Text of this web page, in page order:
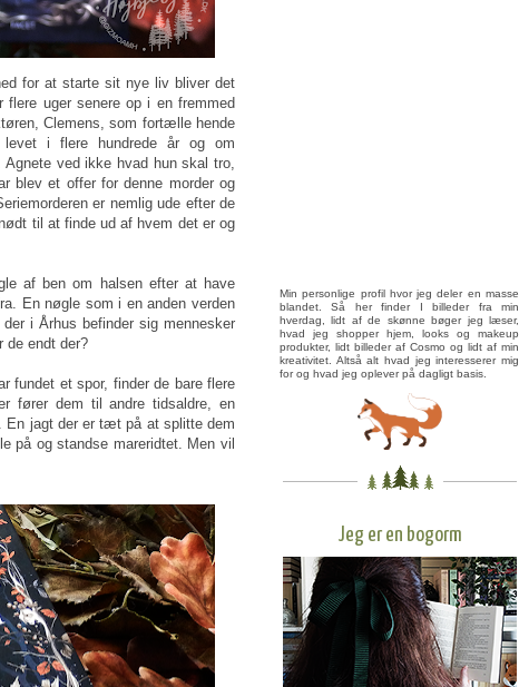
for at starte sit nye liv bliver det
uger senere op i en fremmed
Clemens, som fortælle hende
levet i flere hundrede år og om
Agnete ved ikke hvad hun skal tro,
blev et offer for denne morder og
er nemlig ude efter de
til at finde ud af hvem det er og
af ben om halsen efter at have
En nøgle som i en anden verden
i Århus befinder sig mennesker
de endt der?
fundet et spor, finder de bare flere
fører dem til andre tidsaldre, en
En jagt der er tæt på at splitte dem
på og standse mareridtet. Men vil
Min personlige profil hvor jeg deler en masse
blandet. Så her finder I billeder fra min
hverdag, lidt af de skønne bøger jeg læser,
hvad jeg shopper hjem, looks og makeup
produkter, lidt billeder af Cosmo og lidt af min
kreativitet. Altså alt hvad jeg interesserer mig
for og hvad jeg oplever på dagligt basis.
Jeg er en bogorm